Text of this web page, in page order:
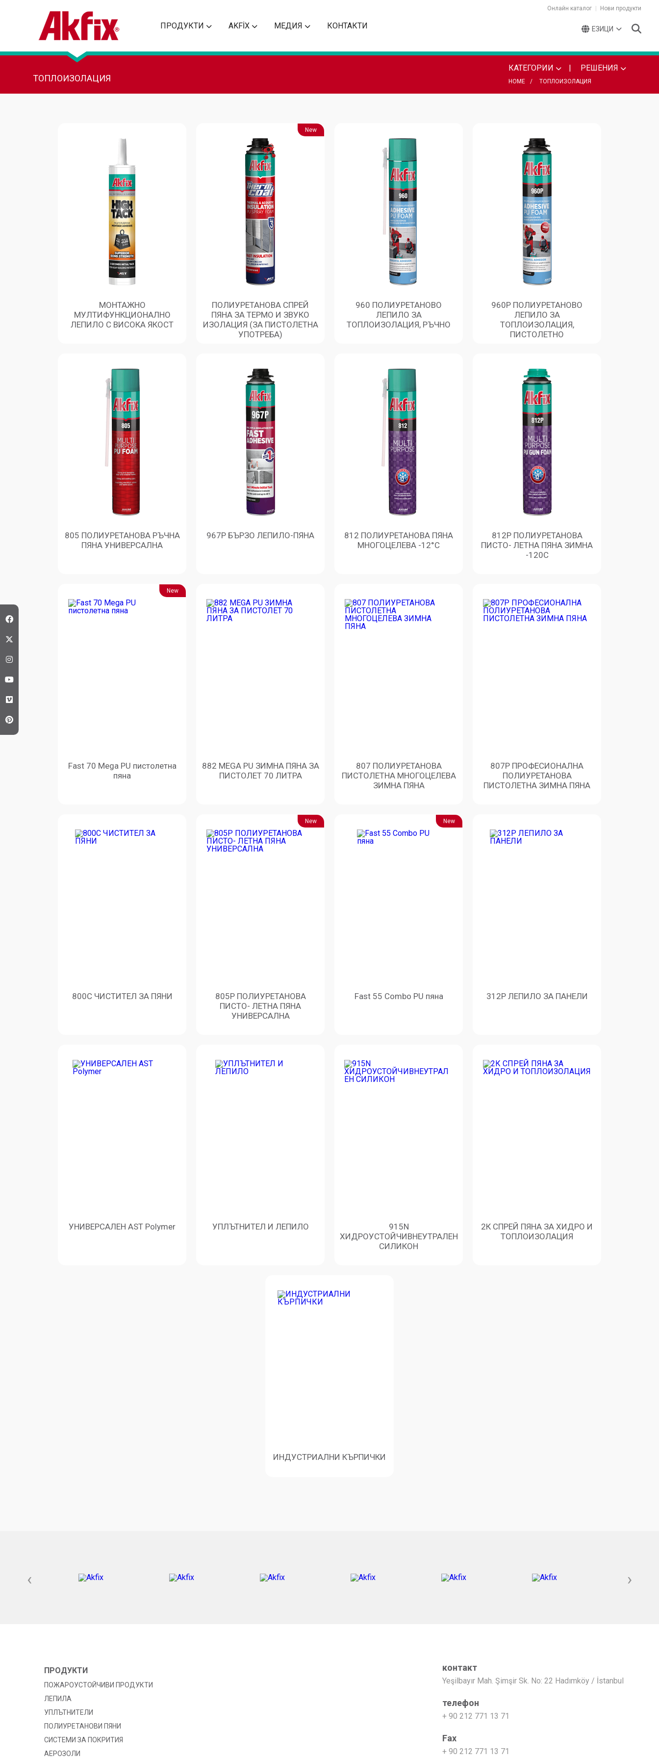
ПРОДУКТИ AKFİX МЕДИЯ КОНТАКТИ
Онлайн каталог Нови продукти
ЕЗИЦИ
ТОПЛОИЗОЛАЦИЯ
КАТЕГОРИИ РЕШЕНИЯ
HOME ТОПЛОИЗОЛАЦИЯ
МОНТАЖНО
МУЛТИФУНКЦИОНАЛНО
ЛЕПИЛО С ВИСОКА ЯКОСТ
New
ПОЛИУРЕТАНОВА СПРЕЙ
ПЯНА ЗА ТЕРМО И ЗВУКО
ИЗОЛАЦИЯ (ЗА ПИСТОЛЕТНА
УПОТРЕБА)
960 ПОЛИУРЕТАНОВО
ЛЕПИЛО ЗА
ТОПЛОИЗОЛАЦИЯ, РЪЧНО
960P ПОЛИУРЕТАНОВО
ЛЕПИЛО ЗА
ТОПЛОИЗОЛАЦИЯ,
ПИСТОЛЕТНО
805 ПОЛИУРЕТАНОВА РЪЧНА
ПЯНА УНИВЕРСАЛНА
967P БЪРЗО ЛЕПИЛО-ПЯНА
812 ПОЛИУРЕТАНОВА ПЯНА
МНОГОЦЕЛЕВА -12°C
812P ПОЛИУРЕТАНОВА
ПИСТО- ЛЕТНА ПЯНА ЗИМНА
-120С
New
Fast 70 Mega PU пистолетна
пяна
882 MEGA PU ЗИМНА ПЯНА ЗА
ПИСТОЛЕТ 70 ЛИТРА
807 ПОЛИУРЕТАНОВА
ПИСТОЛЕТНА МНОГОЦЕЛЕВА
ЗИМНА ПЯНА
807P ПРОФЕСИОНАЛНА
ПОЛИУРЕТАНОВА
ПИСТОЛЕТНА ЗИМНА ПЯНА
800C ЧИСТИТЕЛ ЗА ПЯНИ
New
805P ПОЛИУРЕТАНОВА
ПИСТО- ЛЕТНА ПЯНА
УНИВЕРСАЛНА
New
Fast 55 Combo PU пяна 312P ЛЕПИЛО ЗА ПАНЕЛИ
УНИВЕРСАЛЕН AST Polymer УПЛЪТНИТЕЛ И ЛЕПИЛО
915N
ХИДРОУСТОЙЧИВНЕУТРАЛЕН
СИЛИКОН
2К СПРЕЙ ПЯНА ЗА ХИДРО И
ТОПЛОИЗОЛАЦИЯ
ИНДУСТРИАЛНИ КЪРПИЧКИ
‹ ›
ПРОДУКТИ
ПОЖАРОУСТОЙЧИВИ ПРОДУКТИ
ЛЕПИЛА
УПЛЪТНИТЕЛИ
ПОЛИУРЕТАНОВИ ПЯНИ
СИСТЕМИ ЗА ПОКРИТИЯ
АЕРОЗОЛИ
контакт
Yeşilbayır Mah. Şimşir Sk. No: 22 Hadımköy / İstanbul
телефон
+ 90 212 771 13 71
Fax
+ 90 212 771 13 71